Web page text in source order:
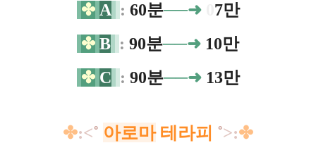
✤ A : 60분──➜
7만
✤ B : 90분──➜ 10만
✤ C : 90분──➜13만
✤:<˚ 아로마테라피 ˚>:✤